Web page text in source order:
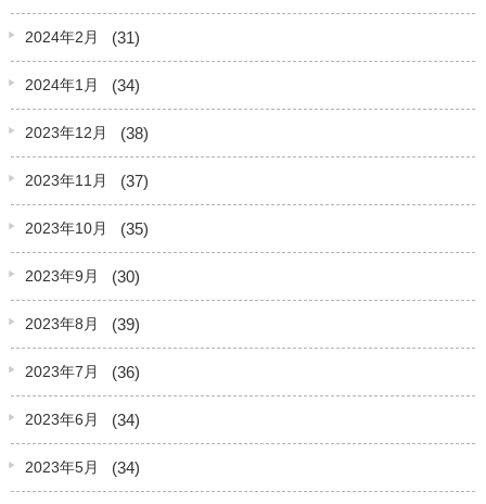
2024年2月 (31)
2024年1月 (34)
2023年12月 (38)
2023年11月 (37)
2023年10月 (35)
2023年9月 (30)
2023年8月 (39)
2023年7月 (36)
2023年6月 (34)
2023年5月 (34)